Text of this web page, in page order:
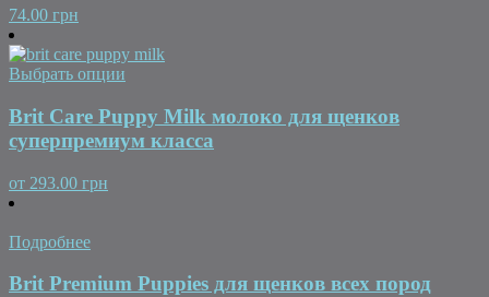
74.00 грн
Выбрать опции
Brit Care Puppy Milk молоко для щенков
суперпремиум класса
от 293.00 грн
Подробнее
Brit Premium Puppies для щенков всех пород